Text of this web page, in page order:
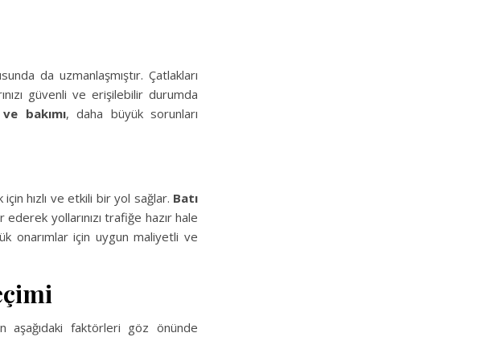
da uzmanlaşmıştır. Çatlakları
güvenli ve erişilebilir durumda
bakımı, daha büyük sorunları
hızlı ve etkili bir yol sağlar. Batı
ederek yollarınızı trafiğe hazır hale
onarımlar için uygun maliyetli ve
aşağıdaki faktörleri göz önünde